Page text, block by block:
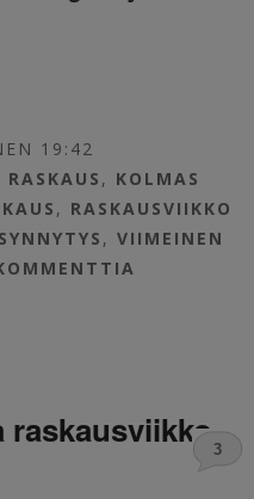
19:42
, KOLMAS
, RASKAUSVIIKKO
SYNNYTYS , VIIMEINEN
raskausviikko 3